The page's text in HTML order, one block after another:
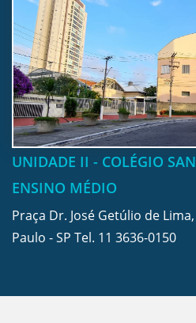
UNIDADE II - COLÉGIO
ENSINO MÉDIO
Praça Dr. José Getúlio de
Paulo - SP Tel. 11 3636-0150